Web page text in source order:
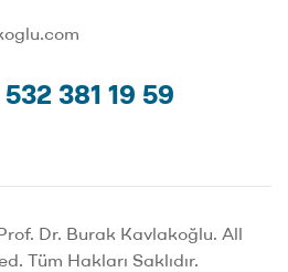
381 19 59
Dr. Burak Kavlakoğlu. All
Tüm Hakları Saklıdır.